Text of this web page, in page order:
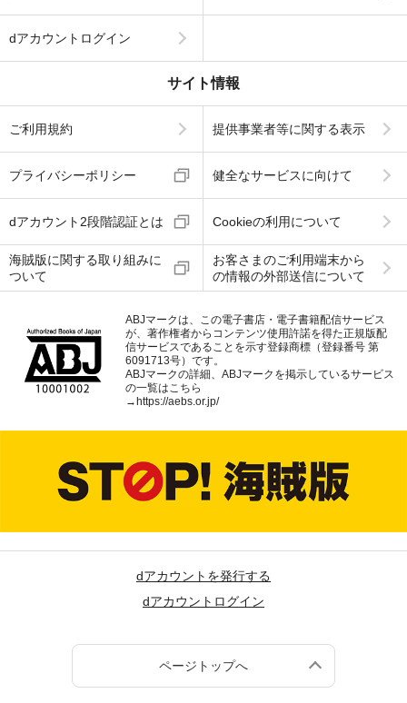
dアカウントログイン
サイト情報
ご利用規約 提供事業者等に関する表示
プライバシーポリシー 健全なサービスに向けて
dアカウント2段階認証とは Cookieの利用について
海賊版に関する取り組みに
ついて
お客さまのご利用端末から
の情報の外部送信について
ABJマークは、この電子書店・電子書籍配信サービス
が、著作権者からコンテンツ使用許諾を得た正規版配
信サービスであることを示す登録商標（登録番号 第
6091713号）です。
ABJマークの詳細、ABJマークを掲示しているサービス
の一覧はこちら
→https://aebs.or.jp/
dアカウントを発行する
dアカウントログイン
ページトップへ